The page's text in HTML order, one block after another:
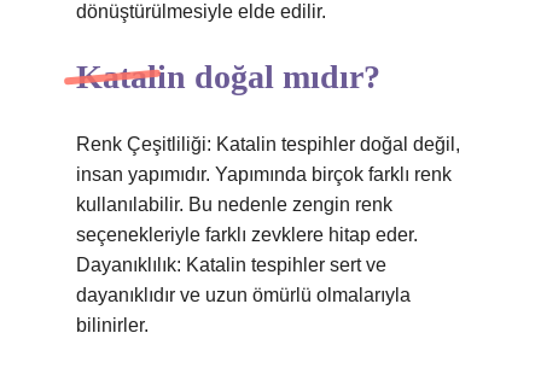
dönüştürülmesiyle elde edilir.
Katalin doğal mıdır?
Renk Çeşitliliği: Katalin tespihler doğal değil,
insan yapımıdır. Yapımında birçok farklı renk
kullanılabilir. Bu nedenle zengin renk
seçenekleriyle farklı zevklere hitap eder.
Dayanıklılık: Katalin tespihler sert ve
dayanıklıdır ve uzun ömürlü olmalarıyla
bilinirler.